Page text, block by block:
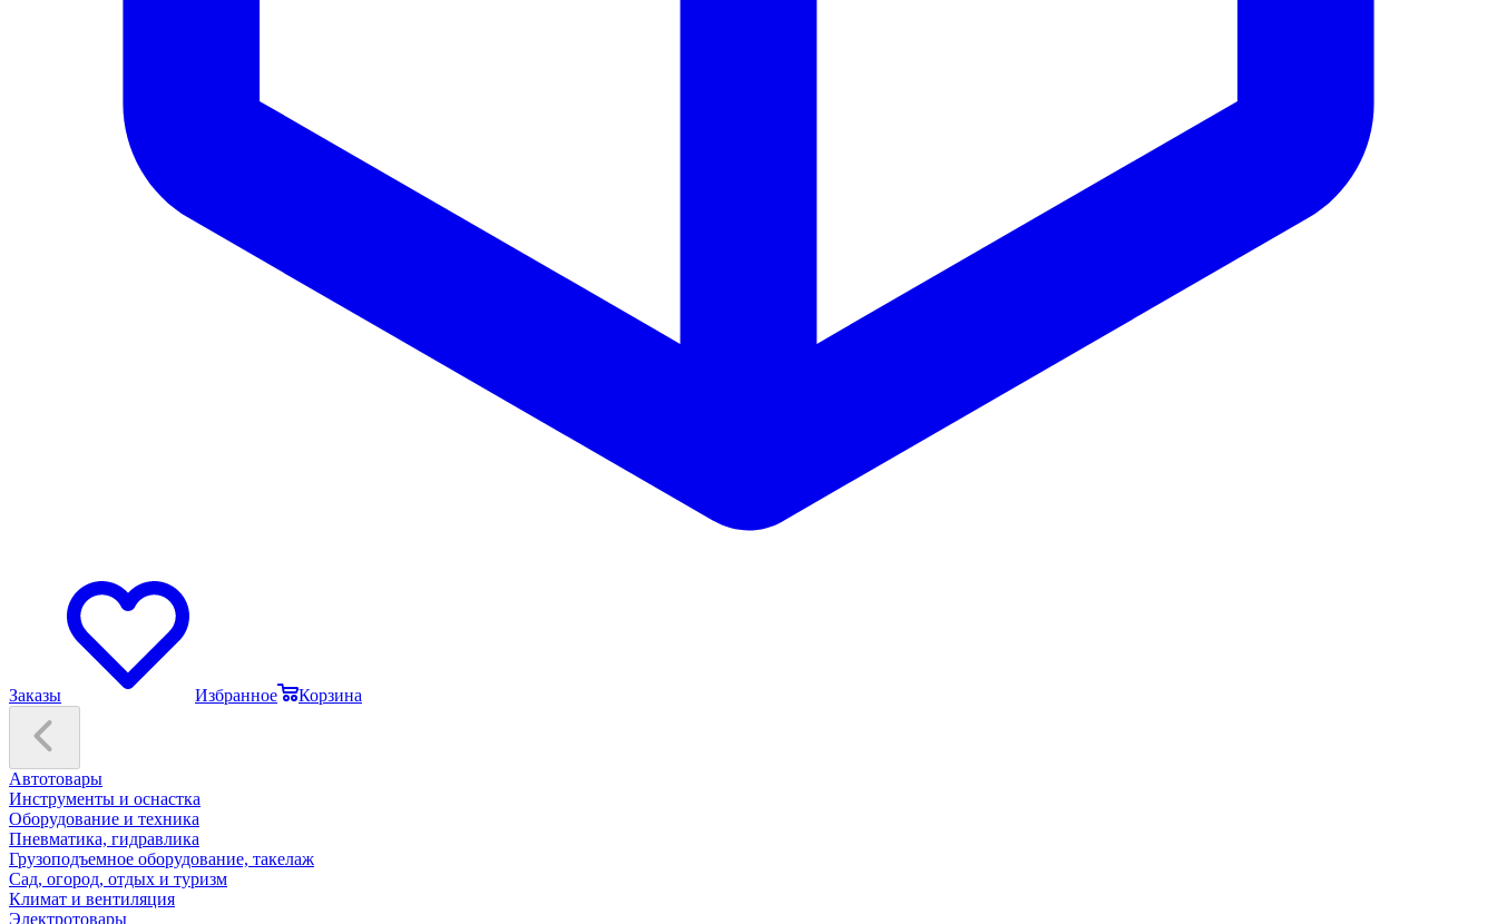
Заказы Избранное Корзина
Автотовары
Инструменты и оснастка
Оборудование и техника
Пневматика, гидравлика
Грузоподъемное оборудование, такелаж
Сад, огород, отдых и туризм
Климат и вентиляция
Электротовары